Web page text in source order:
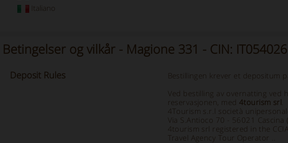
Italiano
Betingelser og vilkår - Magione 331 - CIN:
Deposit Rules
Bestillingen krever et depositum
Ved bestilling av overnatting ved
reservasjonen, med 4tourism srl.
4Tourism s.r.l società
Via S.Antioco 70 - 56021
4tourism srl registered in the
Travel Agency Tour Operator ..